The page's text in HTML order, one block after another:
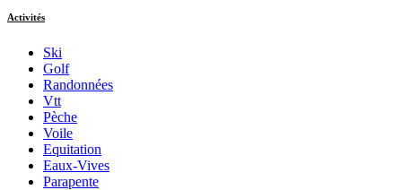
Activités
Ski
Golf
Randonnées
Vtt
Pèche
Voile
Equitation
Eaux-Vives
Parapente